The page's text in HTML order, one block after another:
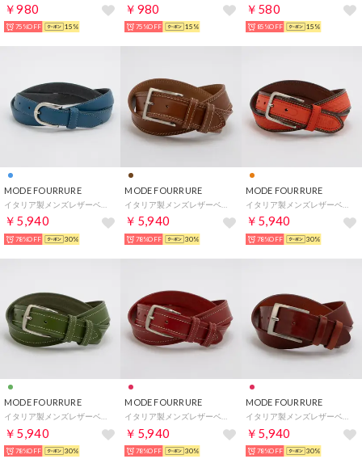
￥980
75%OFF 15%
￥980
75%OFF 15%
￥580
85%OFF 15%
MODE FOURRURE
￥5,940
78%OFF 30%
MODE FOURRURE
￥5,940
78%OFF 30%
MODE FOURRURE
イタリア製メンズレザーベルト （オレンジ）
￥5,940
78%OFF 30%
MODE FOURRURE
￥5,940
78%OFF 30%
MODE FOURRURE
￥5,940
78%OFF 30%
MODE FOURRURE
イタリア製メンズレザーベルト （ボルドー）
￥5,940
78%OFF 30%